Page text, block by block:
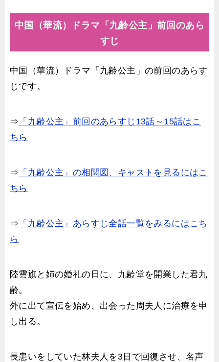
中国（華流）ドラマ「九齢公主」前回のあら
すじ
中国（華流）ドラマ「九齢公主」の前回のあらす
じです。
⇒ 「九齢公主」前回のあらすじ13話～15話はこ
ちら
⇒ 「九齢公主」の相関図、キャストを見るにはこ
ちら
⇒ 「九齢公主」あらすじ全話一覧をみるにはこち
ら
陸雲旗と姉の婚礼の日に、九齢堂を開業した君九
齢。
外に出て宣伝を始め、出会った周夫人に治療を申
し出る。
長患いをしていた林夫人を3日で回復させ、名声